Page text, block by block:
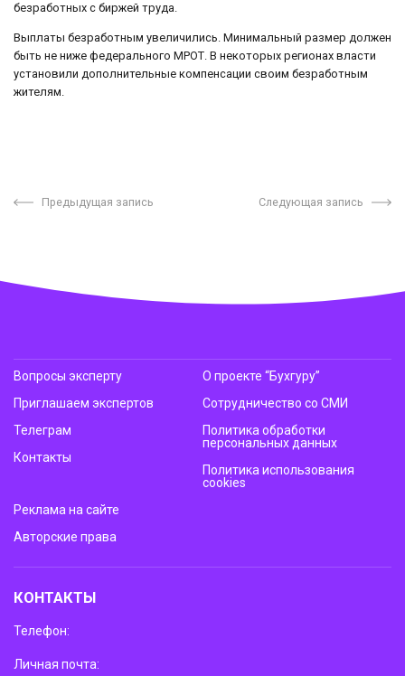
безработных с биржей труда.
Выплаты безработным увеличились. Минимальный размер должен
быть не ниже федерального МРОТ. В некоторых регионах власти
установили дополнительные компенсации своим безработным
жителям.
Предыдущая запись Следующая запись
Вопросы эксперту
Приглашаем экспертов
Телеграм
Контакты
О проекте “Бухгуру”
Сотрудничество со СМИ
Политика обработки
персональных данных
Политика использования
cookies
Реклама на сайте
Авторские права
КОНТАКТЫ
Телефон:
Личная почта: